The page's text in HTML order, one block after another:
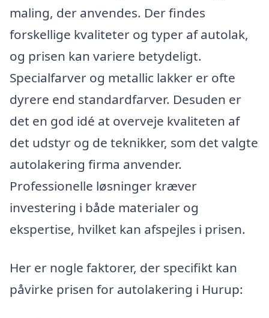
maling, der anvendes. Der findes
forskellige kvaliteter og typer af autolak,
og prisen kan variere betydeligt.
Specialfarver og metallic lakker er ofte
dyrere end standardfarver. Desuden er
det en god idé at overveje kvaliteten af
det udstyr og de teknikker, som det valgte
autolakering firma anvender.
Professionelle løsninger kræver
investering i både materialer og
ekspertise, hvilket kan afspejles i prisen.
Her er nogle faktorer, der specifikt kan
påvirke prisen for autolakering i Hurup: